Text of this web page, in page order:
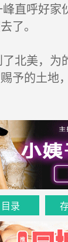
直呼好家
了。
北美，为
予的土地
目录